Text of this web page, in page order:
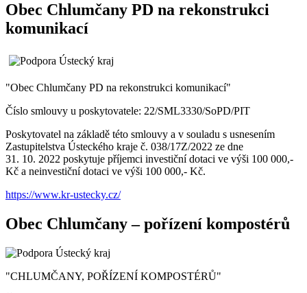
Obec Chlumčany PD na rekonstrukci
komunikací
"Obec Chlumčany PD na rekonstrukci komunikací"
Číslo smlouvy u poskytovatele: 22/SML3330/SoPD/PIT
Poskytovatel na základě této smlouvy a v souladu s usnesením
Zastupitelstva Ústeckého kraje č. 038/17Z/2022 ze dne
31. 10. 2022 poskytuje příjemci investiční dotaci ve výši 100 000,-
Kč a neinvestiční dotaci ve výši 100 000,- Kč.
https://www.kr-ustecky.cz/
Obec Chlumčany – pořízení kompostérů
"CHLUMČANY, POŘÍZENÍ KOMPOSTÉRŮ"